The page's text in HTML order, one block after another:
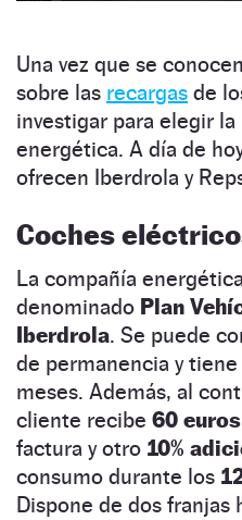
Una vez que se
sobre las recargas de
investigar para elegir
energética. A día de
ofrecen Iberdrola y
Coches
La compañía
denominado Plan
Iberdrola. Se puede
de permanencia y
meses. Además, al
cliente recibe 60
factura y otro 10%
consumo durante los
Dispone de dos franjas